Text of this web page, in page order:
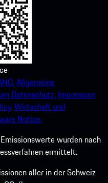
Allgemeine
Datenschutz. Impressum
Wirtschaft und
Notice.
wurden nach
ermittelt.
aller in der Schweiz